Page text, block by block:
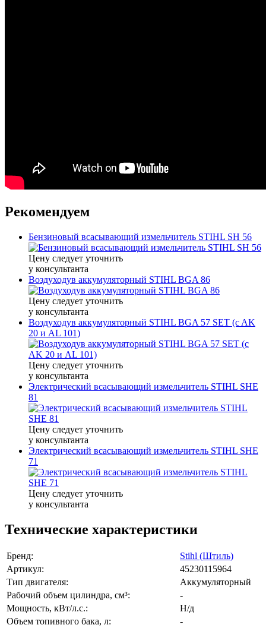
Рекомендуем
Бензиновый всасывающий измельчитель STIHL SH 56
Цену следует уточнить
у консультанта
Воздуходув аккумуляторный STIHL BGA 86
Цену следует уточнить
у консультанта
Воздуходув аккумуляторный STIHL BGA 57 SET (c AK
20 и AL 101)
Цену следует уточнить
у консультанта
Электрический всасывающий измельчитель STIHL SHE
81
Цену следует уточнить
у консультанта
Электрический всасывающий измельчитель STIHL SHE
71
Цену следует уточнить
у консультанта
Технические характеристики
Бренд:
Stihl (Штиль)
Артикул:
45230115964
Тип двигателя:
Аккумуляторный
Рабочий объем цилиндра, см³:
-
Мощность, кВт/л.с.:
Н/д
Объем топивного бака, л:
-